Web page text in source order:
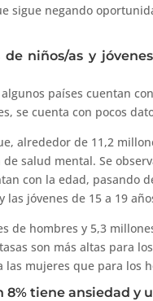
sigue negando
de niños/as y
países cuentan
se cuenta con pocos
alrededor de 11,2
salud mental. Se
con la edad, pasando
las jóvenes de 15 a 19
de hombres y 5,3
son más altas para
las mujeres que para los
8% tiene ansiedad y